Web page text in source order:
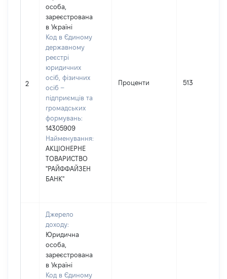
2
особа,
зареєстрована
в Україні
Код в Єдиному
державному
реєстрі
юридичних
осіб, фізичних
осіб –
підприємців та
громадських
формувань:
14305909
Найменування:
АКЦІОНЕРНЕ
ТОВАРИСТВО
"РАЙФФАЙЗЕН
БАНК"
Проценти 513
Джерело
доходу:
Юридична
особа,
зареєстрована
в Україні
Код в Єдиному